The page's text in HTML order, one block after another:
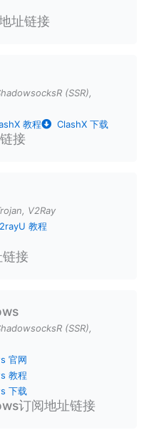
址链接
(SSR),
教程 ClashX 下载
接
, V2Ray
教程
接
(SSR),
官网
教程
下载
订阅地址链接